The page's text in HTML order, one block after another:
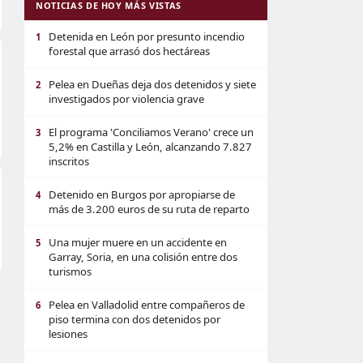
NOTICIAS DE HOY MÁS VISTAS
1
Detenida en León por presunto incendio
forestal que arrasó dos hectáreas
2
Pelea en Dueñas deja dos detenidos y siete
investigados por violencia grave
3
El programa 'Conciliamos Verano' crece un
5,2% en Castilla y León, alcanzando 7.827
inscritos
4
Detenido en Burgos por apropiarse de
más de 3.200 euros de su ruta de reparto
5
Una mujer muere en un accidente en
Garray, Soria, en una colisión entre dos
turismos
6
Pelea en Valladolid entre compañeros de
piso termina con dos detenidos por
lesiones